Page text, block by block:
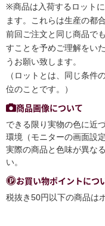
※商品は入荷するロット
ます。これらは生産の都
前回ご注文と同じ商品で
すことを予めご理解をい
うお願い致します。
（ロットとは、同じ条
位のことです。）
商品画像について
できる限り実物の色に近
環境（モニターの画面設
実際の商品と色味が異な
い。
お買い物ポイントにつ
税抜き50円以下の商品は